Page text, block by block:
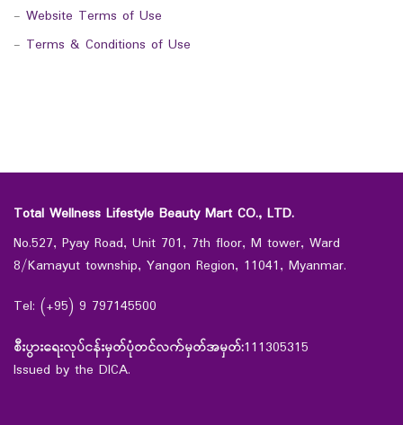
- Website Terms of Use
- Terms & Conditions of Use
Total Wellness Lifestyle Beauty Mart CO., LTD.
No.527, Pyay Road, Unit 701, 7th floor, M tower, Ward
8/Kamayut township, Yangon Region, 11041, Myanmar.
Tel: (+95) 9 797145500
စီးပွားရေးလုပ်ငန်းမှတ်ပုံတင်လက်မှတ်အမှတ်:111305315
Issued by the DICA.